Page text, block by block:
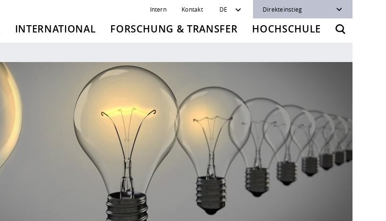
Intern Kontakt DE Direkteinstieg
INTERNATIONAL FORSCHUNG & TRANSFER HOCHSCHULE